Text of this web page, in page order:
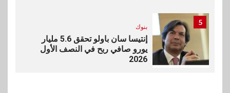
5
بنوك
إنتيسا سان باولو تحقق 5.6 مليار
يورو صافي ربح في النصف الأول
2026